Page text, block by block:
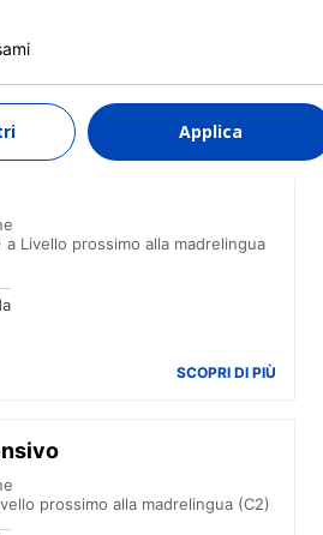
Applica
SCOPRI DI PIÙ
del mattino
a Livello prossimo alla madrelingua
SCOPRI DI PIÙ
prossimo alla madrelingua (C2)